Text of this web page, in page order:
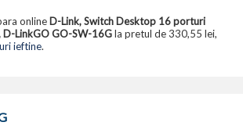
online D-Link, Switch Desktop 16 porturi
LinkGO GO-SW-16Gla pretul de 330,55 lei,
ieftine.